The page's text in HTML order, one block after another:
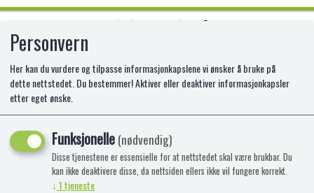
ALGA 101 EKSPERIMENTER
ELEKTRO
BR-25615000
Personvern
Her kan du vurdere og tilpasse informasjonkapslene vi ønsker å bruke på
dette nettstedet. Du bestemmer! Aktiver eller deaktiver informasjonkapsler
etter eget ønske.
Funksjonelle(nødvendig)
Disse tjenestene er essensielle for at nettstedet skal være brukbar. Du
kan ikke deaktivere disse, da nettsiden ellers ikke vil fungere korrekt.
↓ 1tjeneste